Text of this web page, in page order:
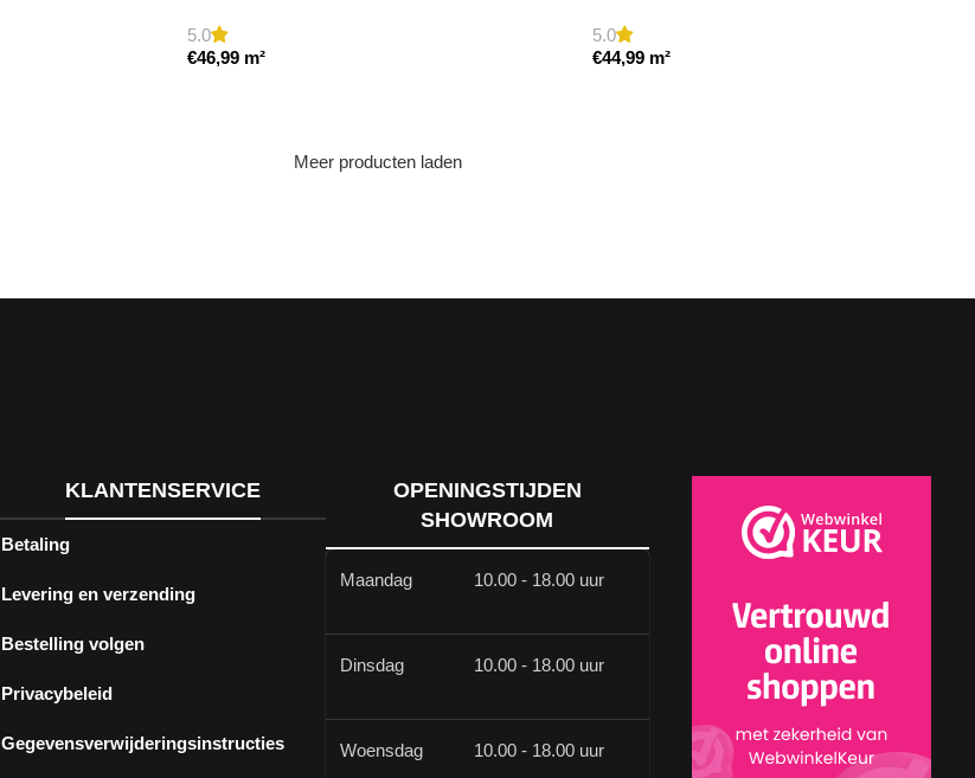
5.0
€46,99 m²
5.0
€44,99 m²
Meer producten laden
KLANTENSERVICE
Betaling
Levering en verzending
Bestelling volgen
Privacybeleid
Gegevensverwijderingsinstructies
OPENINGSTIJDEN
SHOWROOM
Maandag 10.00 - 18.00 uur
Dinsdag 10.00 - 18.00 uur
Woensdag 10.00 - 18.00 uur